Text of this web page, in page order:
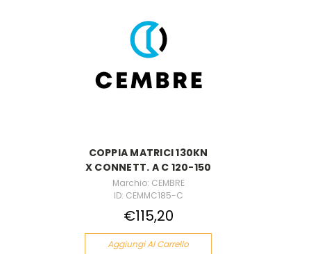
COPPIA MATRICI 130KN
X CONNETT. A C 120-150
Marchio: CEMBRE
ID: CEMMC185-C
€115,20
Aggiungi Al Carrello